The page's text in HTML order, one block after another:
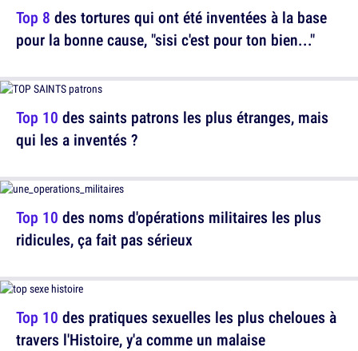
Top 10 des saints patrons les plus étranges, mais
qui les a inventés ?
Top 10 des pratiques sexuelles les plus cheloues à
travers l'Histoire, y'a comme un malaise
Top 8 des tortures qui ont été inventées à la base
pour la bonne cause, "sisi c'est pour ton bien..."
Top 10 des noms d'opérations militaires les plus
ridicules, ça fait pas sérieux